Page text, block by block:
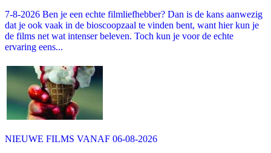
7-8-2026 Ben je een echte filmliefhebber? Dan is de kans aanwezig
dat je ook vaak in de bioscoopzaal te vinden bent, want hier kun je
de films net wat intenser beleven. Toch kun je voor de echte
ervaring eens...
NIEUWE FILMS VANAF 06-08-2026